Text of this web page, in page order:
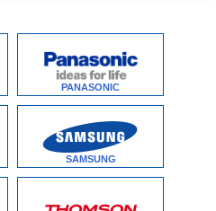
PANASONIC
SAMSUNG